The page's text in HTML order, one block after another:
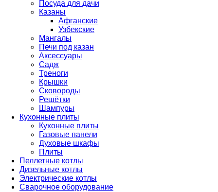
Посуда для дачи
Казаны
Афганские
Узбекские
Мангалы
Печи под казан
Аксессуары
Садж
Треноги
Крышки
Сковороды
Решётки
Шампуры
Кухонные плиты
Кухонные плиты
Газовые панели
Духовые шкафы
Плиты
Пеллетные котлы
Дизельные котлы
Электрические котлы
Сварочное оборудование